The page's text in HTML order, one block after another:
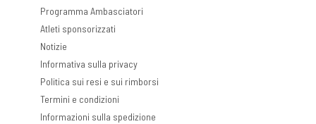
Programma Ambasciatori
Atleti sponsorizzati
Notizie
Informativa sulla privacy
Politica sui resi e sui rimborsi
Termini e condizioni
Informazioni sulla spedizione